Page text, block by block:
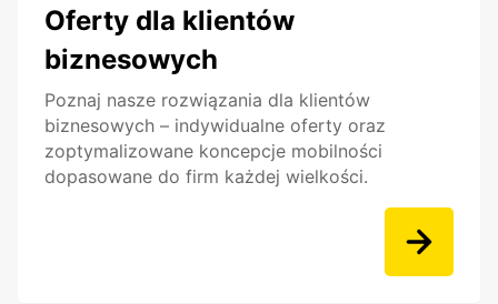
Oferty dla klientów
biznesowych
Poznaj nasze rozwiązania dla klientów
biznesowych – indywidualne oferty oraz
zoptymalizowane koncepcje mobilności
dopasowane do firm każdej wielkości.